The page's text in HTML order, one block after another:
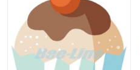
Udsalg og andre begreber
Underholdning, kultur
Vinter